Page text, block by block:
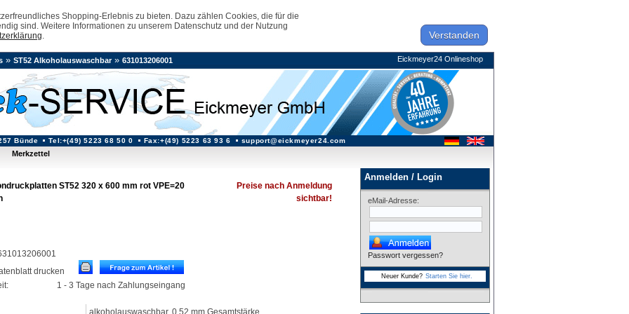
Shopping-Erlebnis zu bieten. Dazu zählen Cookies, die für die
sind. Weitere Informationen zu unserem Datenschutz und der Nutzung
. Verstanden
Eickmeyer24 Onlineshop
Bünde Tel:+(49) 5223 68 50 0 Fax:+(49) 5223 63 93 6 support@eickmeyer24.com
» ST52 Alkoholauswaschbar» 631013206001
Merkzettel
Anmelden / Login
eMail-Adresse:
Passwort vergessen?
Neuer Kunde? Starten Sie hier.
ST52 320 x 600 mm rot VPE=20
Preise nach Anmeldung
sichtbar!
drucken
1 - 3 Tage nach Zahlungseingang